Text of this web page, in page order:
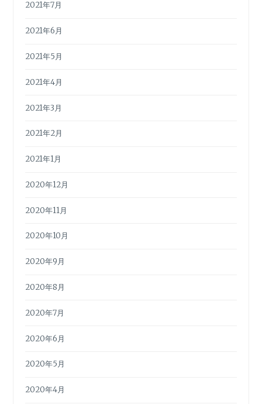
2021年7月
2021年6月
2021年5月
2021年4月
2021年3月
2021年2月
2021年1月
2020年12月
2020年11月
2020年10月
2020年9月
2020年8月
2020年7月
2020年6月
2020年5月
2020年4月